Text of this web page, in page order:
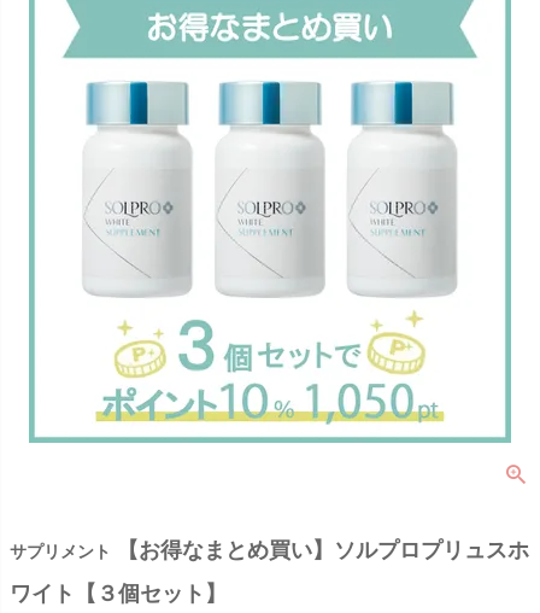
サプリメント
【お得なまとめ買い】ソルプロプリュスホ
ワイト【３個セット】